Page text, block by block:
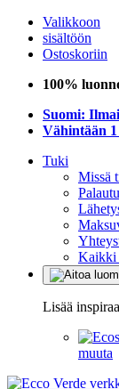
Valikkoon
sisältöön
Ostoskoriin
100%
Suomi:
Vähintään
Tuki
Missä
Kaikki
Lisää
muuta